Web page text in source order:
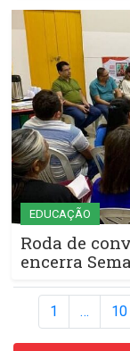
EDUCAÇÃO
Roda de
encerra
1 … 10